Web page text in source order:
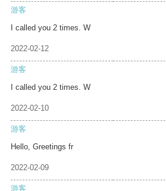
游客
I called you 2 times. W
2022-02-12
游客
I called you 2 times. W
2022-02-10
游客
Hello, Greetings fr
2022-02-09
游客